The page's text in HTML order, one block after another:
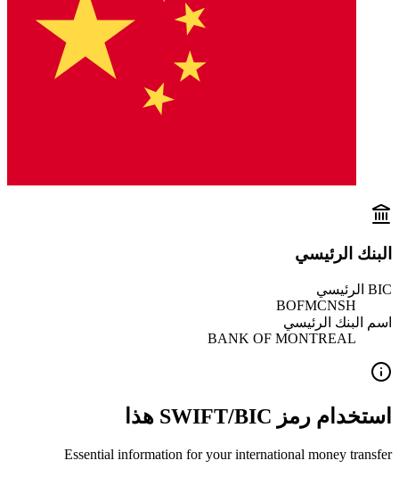
البنك الرئيسي
BIC الرئيسي
BOFMCNSH
اسم البنك الرئيسي
BANK OF MONTREAL
استخدام رمز SWIFT/BIC هذا
Essential information for your international money transfer